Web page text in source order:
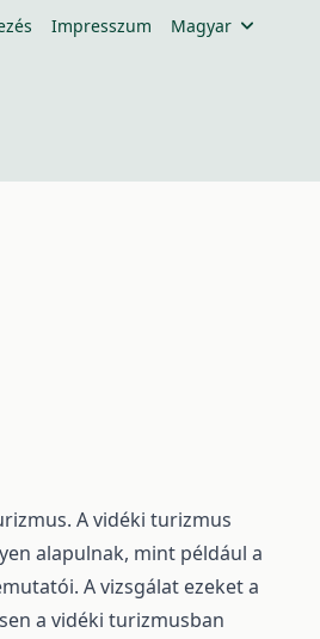
Impresszum Magyar
A vidéki turizmus
alapulnak, mint például a
A vizsgálat ezeket a
a vidéki turizmusban